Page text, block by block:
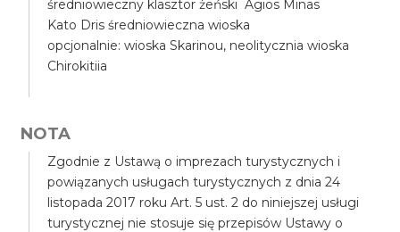
średniowieczny klasztor żeński Agios Minas
Kato Dris średniowieczna wioska
opcjonalnie: wioska Skarinou, neolitycznia wioska
Chirokitiia
NOTA
Zgodnie z Ustawą o imprezach turystycznych i
powiązanych usługach turystycznych z dnia 24
listopada 2017 roku Art. 5 ust. 2 do niniejszej usługi
turystycznej nie stosuje się przepisów Ustawy o